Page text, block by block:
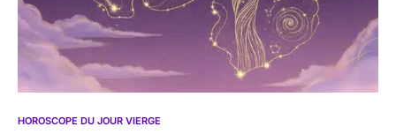
HOROSCOPE DU JOUR VIERGE